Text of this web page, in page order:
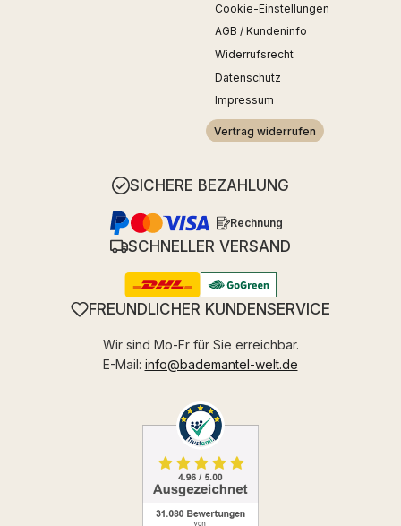
Cookie-Einstellungen
AGB / Kundeninfo
Widerrufsrecht
Datenschutz
Impressum
Vertrag widerrufen
SICHERE BEZAHLUNG
Rechnung
SCHNELLER VERSAND
FREUNDLICHER KUNDENSERVICE
Wir sind Mo-Fr für Sie erreichbar.
E-Mail: info@bademantel-welt.de